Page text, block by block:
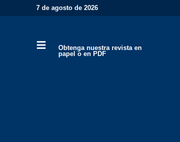
7 de agosto de 2026
Obtenga nuestra revista en
papel o en PDF